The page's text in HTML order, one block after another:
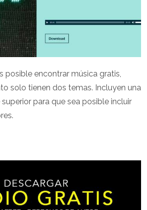
posible encontrar música gratis,
solo tienen dos temas. Incluyen una
para que sea posible incluir